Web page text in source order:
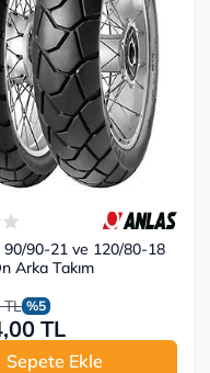
90/90-21 ve 120/80-18
Arka Takım
TL %5
TL
Sepete Ekle